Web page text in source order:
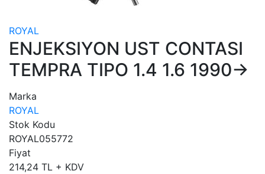
ROYAL
ENJEKSIYON UST CONTASI
TEMPRA TIPO 1.4 1.6 1990->
Marka
ROYAL
Stok Kodu
ROYAL055772
Fiyat
214,24 TL + KDV